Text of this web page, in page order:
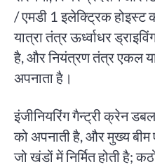
/ एमडी 1 इलेक्ट्रिक होइस्ट
यात्रा तंत्र ऊर्ध्वाधर
है, और नियंत्रण तंत्र एकल
अपनाता है।
इंजीनियरिंग गैन्ट्री क्रेन
को अपनाती है, और मुख्य
जो खंडों में निर्मित होती है;